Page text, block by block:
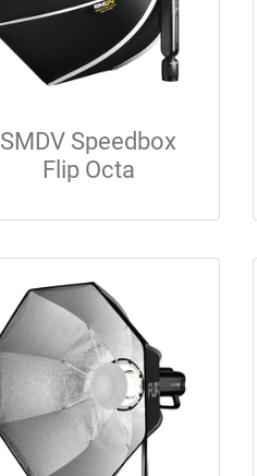
SMDV Speedbox
Flip Octa